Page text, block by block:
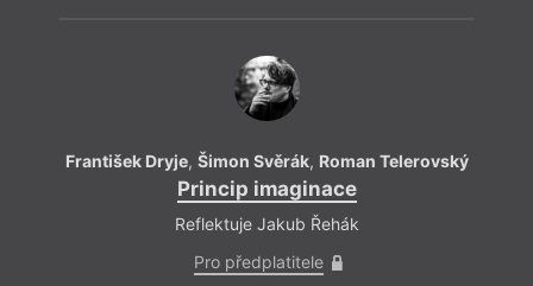
František Dryje, Šimon Svěrák, Roman Telerovský
Princip imaginace
Reflektuje Jakub Řehák
Pro předplatitele